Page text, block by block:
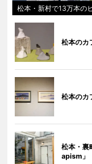
松本・新村で13万本の
松本のカ
松本のカ
松本・裏
apism」